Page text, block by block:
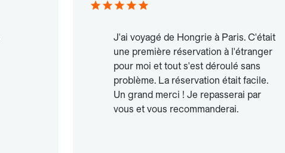
J'ai voyagé de Hongrie à Paris. C'était
une première réservation à l'étranger
pour moi et tout s'est déroulé sans
problème. La réservation était facile.
Un grand merci ! Je repasserai par
vous et vous recommanderai.